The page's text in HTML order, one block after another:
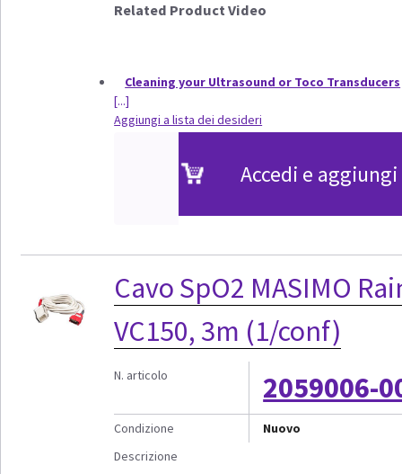
Related Product Video
Cleaning your Ultrasound or Toco Transducers
[...]
Aggiungi a lista dei desideri
Accedi e
Cavo SpO2 MASIMO
VC150, 3m (1/conf)
N. articolo 2059006-
Condizione
Nuovo
Descrizione